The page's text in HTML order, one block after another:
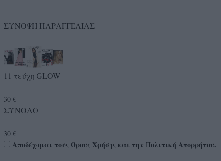
ΣΥΝΟΨΗ ΠΑΡΑΓΓΕΛΙΑΣ
11 τεύχη GLOW
30 €
ΣΥΝΟΛΟ
30 €
Αποδέχομαι τους Όρους Χρήσης και την Πολιτική Απορρήτου.